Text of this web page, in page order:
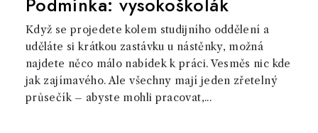
Když se projedete kolem studijního oddělení a
uděláte si krátkou zastávku u nástěnky, možná
najdete něco málo nabídek k práci. Vesměs nic kde
jak zajímavého. Ale všechny mají jeden zřetelný
průsečík – abyste mohli pracovat,...